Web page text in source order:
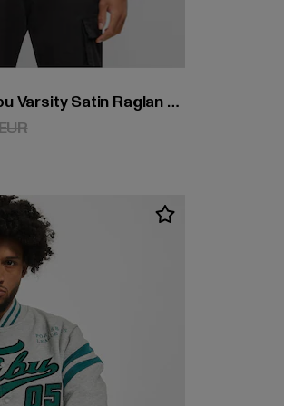
FM241-012-1 Fubu Varsity Satin Raglan Bomber Jacket
EUR
Aktionspreis: 129,99 EUR